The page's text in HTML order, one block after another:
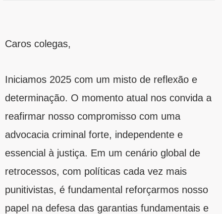
Caros colegas,
Iniciamos 2025 com um misto de reflexão e
determinação. O momento atual nos convida a
reafirmar nosso compromisso com uma
advocacia criminal forte, independente e
essencial à justiça. Em um cenário global de
retrocessos, com políticas cada vez mais
punitivistas, é fundamental reforçarmos nosso
papel na defesa das garantias fundamentais e